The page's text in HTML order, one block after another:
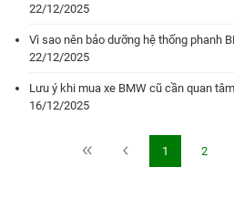
22/12/2025
Vì sao nên bảo dưỡng hệ thống phanh
22/12/2025
Lưu ý khi mua xe BMW cũ cần quan
16/12/2025
1 2